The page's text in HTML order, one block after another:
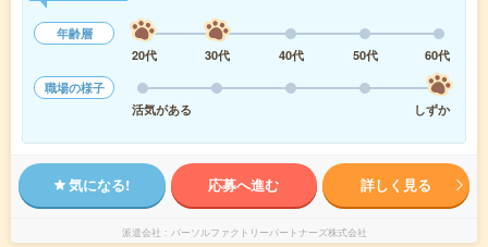
年齢層
20代
30代 40代 50代
60代
職場の様子
活気がある
しずか
気になる! 応募へ進む 詳しく見る
派遣会社 パーソルファクトリーパートナーズ株式会社